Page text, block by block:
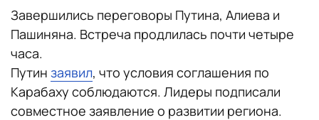
Завершились переговоры Путина, Алиева и
Пашиняна. Встреча продлилась почти четыре
часа.
Путин заявил, что условия соглашения по
Карабаху соблюдаются. Лидеры подписали
совместное заявление о развитии региона.